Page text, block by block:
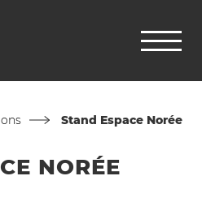
Stand Espace Norée
NORÉE